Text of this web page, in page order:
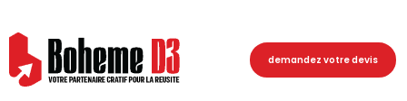
demandez votre devis